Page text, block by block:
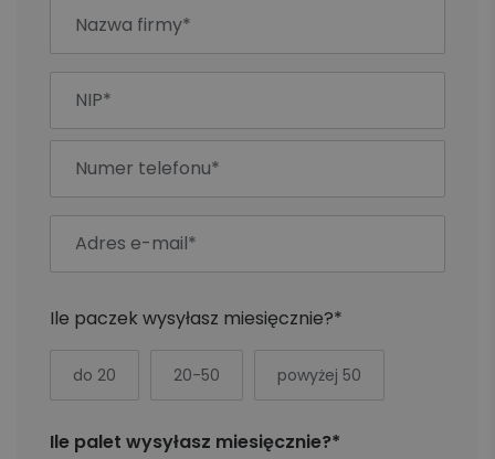
Ile paczek wysyłasz miesięcznie?*
do 20 20-50 powyżej 50
Ile palet wysyłasz miesięcznie?*